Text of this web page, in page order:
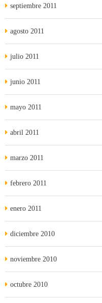
septiembre 2011
agosto 2011
julio 2011
junio 2011
mayo 2011
abril 2011
marzo 2011
febrero 2011
enero 2011
diciembre 2010
noviembre 2010
octubre 2010